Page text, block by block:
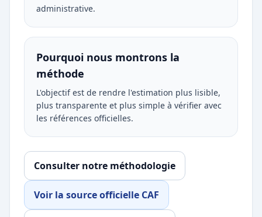
administrative.
Pourquoi nous montrons la
méthode
L'objectif est de rendre l'estimation plus lisible,
plus transparente et plus simple à vérifier avec
les références officielles.
Consulter notre méthodologie
Voir la source officielle CAF